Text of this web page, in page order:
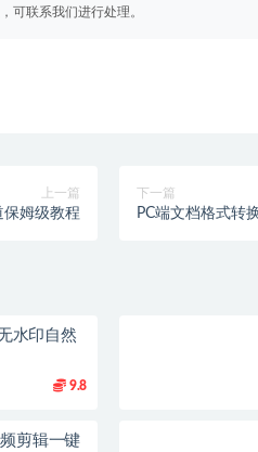
可联系我们进行处理。
上一篇
姆级教程
下一篇
PC端文档格式转
水印自然
9.8
剪辑一键